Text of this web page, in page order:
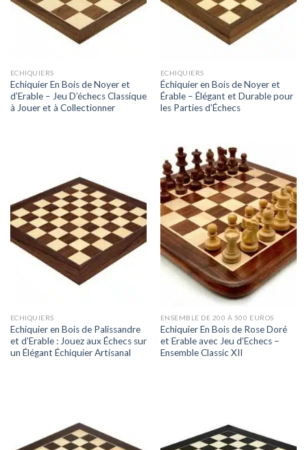
ECHIQUIERS
Echiquier En Bois de Noyer et
d’Erable – Jeu D’échecs Classique
à Jouer et à Collectionner
ECHIQUIERS
Échiquier en Bois de Noyer et
Érable – Élégant et Durable pour
les Parties d’Échecs
ECHIQUIERS
Echiquier en Bois de Palissandre
et d’Erable : Jouez aux Échecs sur
un Élégant Échiquier Artisanal
ENSEMBLE DE 200 À 500 EUROS
Echiquier En Bois de Rose Doré
et Erable avec Jeu d’Echecs –
Ensemble Classic XII